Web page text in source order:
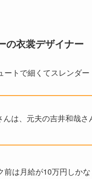
の衣裳デザイナー
ートで細くてスレンダー
は、元夫の吉井和哉
は月給が10万円しかな